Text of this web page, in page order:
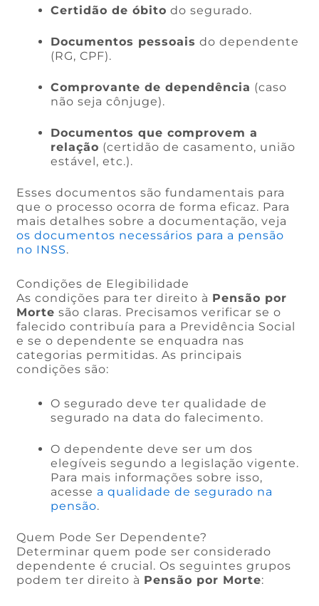
Certidão de óbito do segurado.
Documentos pessoais do dependente
(RG, CPF).
Comprovante de dependência (caso
não seja cônjuge).
Documentos que comprovem a
relação (certidão de casamento, união
estável, etc.).
Esses documentos são fundamentais para
que o processo ocorra de forma eficaz. Para
mais detalhes sobre a documentação, veja
os documentos necessários para a pensão
no INSS.
Condições de Elegibilidade
As condições para ter direito à Pensão por
Morte são claras. Precisamos verificar se o
falecido contribuía para a Previdência Social
e se o dependente se enquadra nas
categorias permitidas. As principais
condições são:
O segurado deve ter qualidade de
segurado na data do falecimento.
O dependente deve ser um dos
elegíveis segundo a legislação vigente.
Para mais informações sobre isso,
acesse a qualidade de segurado na
pensão.
Quem Pode Ser Dependente?
Determinar quem pode ser considerado
dependente é crucial. Os seguintes grupos
podem ter direito à Pensão por Morte: